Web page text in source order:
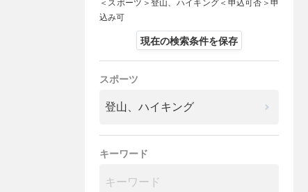
＜スポーツ＞登山、ハイキング＜申込可否＞申
込み可
現在の検索条件を保存
スポーツ
キーワード